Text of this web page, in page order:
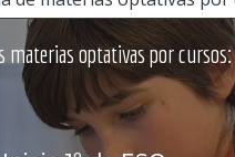
materias optativas por